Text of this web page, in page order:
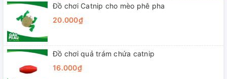
Đồ chơi Catnip cho mèo phê pha
20.000₫
Đồ chơi quả trám chứa catnip
16.000₫